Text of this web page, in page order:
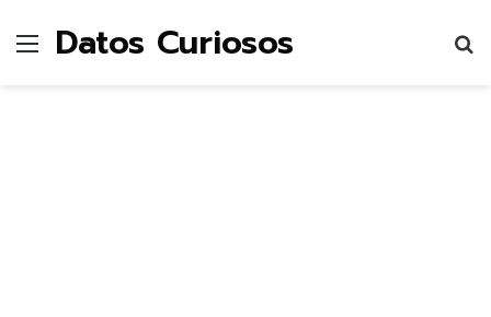
Menú
Datos Curiosos